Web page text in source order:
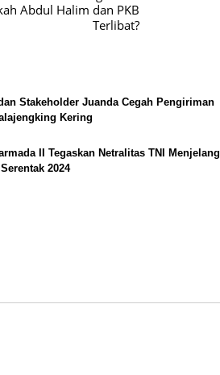
Abdul Halim dan PKB
Terlibat?
Stakeholder Juanda Cegah Pengiriman
Kering
II Tegaskan Netralitas TNI Menjelang
2024